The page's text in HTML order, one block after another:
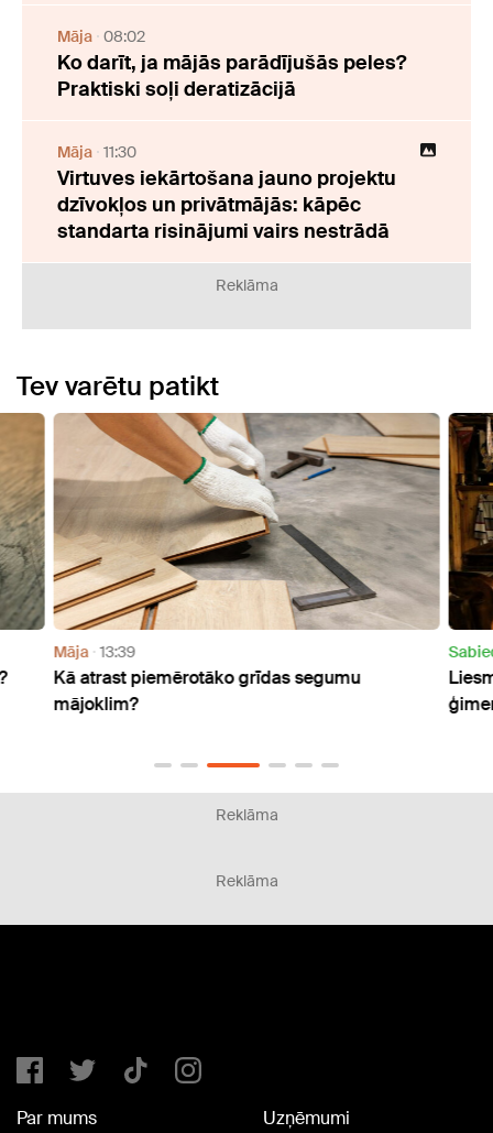
Māja 08:02
Ko darīt, ja mājās parādījušās peles?
Praktiski soļi deratizācijā
Māja 11:30
Virtuves iekārtošana jauno projektu
dzīvokļos un privātmājās: kāpēc
standarta risinājumi vairs nestrādā
Reklāma
Tev varētu patikt
Māja 13:39
Kā atrast piemērotāko grīdas segumu
mājoklim?
Reklāma
Reklāma
Par mums
Uzņēmumi